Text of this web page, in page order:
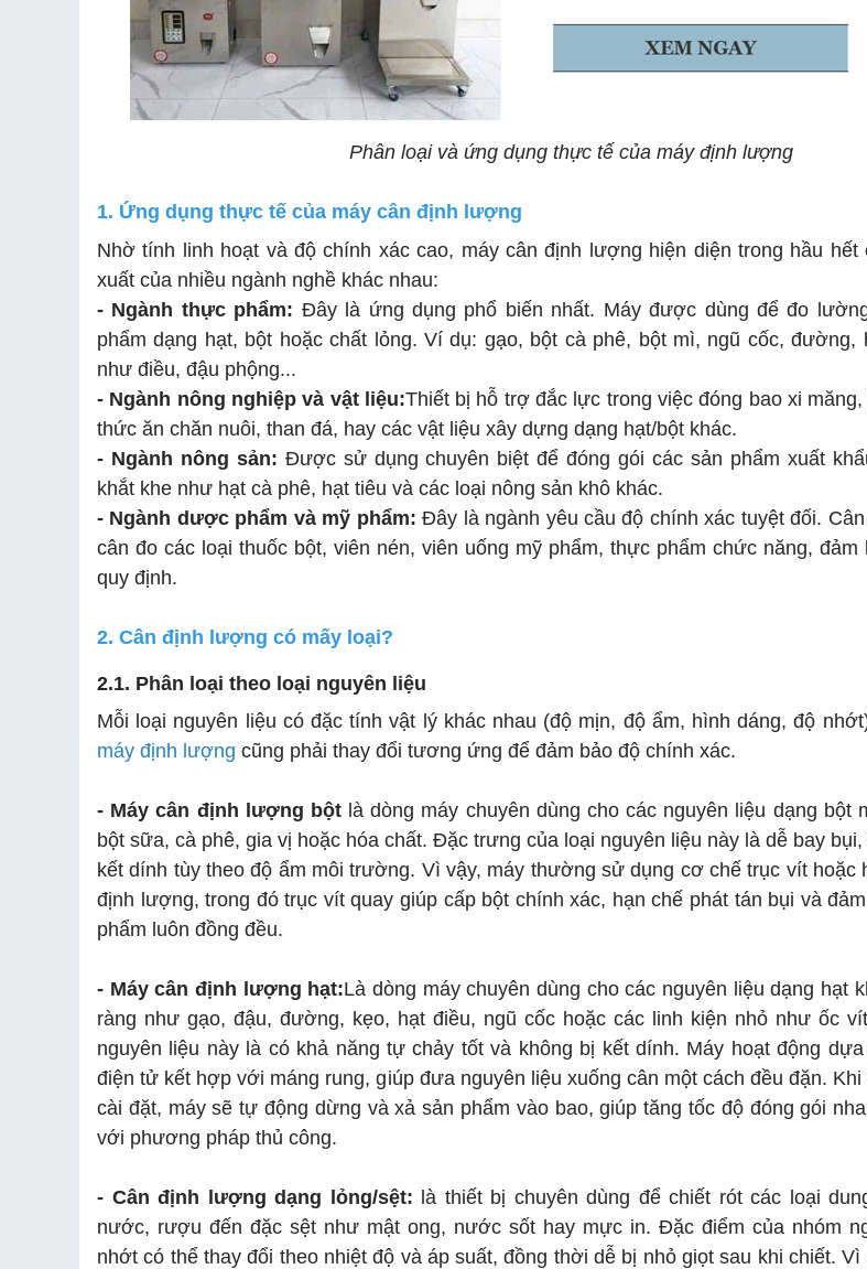
Phân loại và ứng dụng thực tế của máy định lượng
1. Ứng dụng thực tế của máy cân định lượng
Nhờ tính linh hoạt và độ chính xác cao, máy cân định lượng hiện diện trong hầu hết
xuất của nhiều ngành nghề khác nhau:
- Ngành thực phẩm: Đây là ứng dụng phổ biến nhất. Máy được dùng để đo
phẩm dạng hạt, bột hoặc chất lỏng. Ví dụ: gạo, bột cà phê, bột mì, ngũ cốc, đường,
như điều, đậu phộng...
- Ngành nông nghiệp và vật liệu:Thiết bị hỗ trợ đắc lực trong việc đóng bao xi
thức ăn chăn nuôi, than đá, hay các vật liệu xây dựng dạng hạt/bột khác.
- Ngành nông sản: Được sử dụng chuyên biệt để đóng gói các sản phẩm xuất
khắt khe như hạt cà phê, hạt tiêu và các loại nông sản khô khác.
- Ngành dược phẩm và mỹ phẩm: Đây là ngành yêu cầu độ chính xác tuyệt đối.
cân đo các loại thuốc bột, viên nén, viên uống mỹ phẩm, thực phẩm chức năng,
quy định.
2. Cân định lượng có mấy loại?
2.1. Phân loại theo loại nguyên liệu
Mỗi loại nguyên liệu có đặc tính vật lý khác nhau (độ mịn, độ ẩm, hình dáng, độ
máy định lượng cũng phải thay đổi tương ứng để đảm bảo độ chính xác.
- Máy cân định lượng bộtlà dòng máy chuyên dùng cho các nguyên liệu dạng bột
bột sữa, cà phê, gia vị hoặc hóa chất. Đặc trưng của loại nguyên liệu này là dễ bay
kết dính tùy theo độ ẩm môi trường. Vì vậy, máy thường sử dụng cơ chế trục vít hoặc
định lượng, trong đó trục vít quay giúp cấp bột chính xác, hạn chế phát tán bụi và
phẩm luôn đồng đều.
- Máy cân định lượng hạt:Là dòng máy chuyên dùng cho các nguyên liệu dạng hạt
ràng như gạo, đậu, đường, kẹo, hạt điều, ngũ cốc hoặc các linh kiện nhỏ như ốc
nguyên liệu này là có khả năng tự chảy tốt và không bị kết dính. Máy hoạt động
điện tử kết hợp với máng rung, giúp đưa nguyên liệu xuống cân một cách đều đặn.
cài đặt, máy sẽ tự động dừng và xả sản phẩm vào bao, giúp tăng tốc độ đóng gói
với phương pháp thủ công.
- Cân định lượng dạng lỏng/sệt: là thiết bị chuyên dùng để chiết rót các loại
nước, rượu đến đặc sệt như mật ong, nước sốt hay mực in. Đặc điểm của nhóm
nhớt có thể thay đổi theo nhiệt độ và áp suất, đồng thời dễ bị nhỏ giọt sau khi chiết.